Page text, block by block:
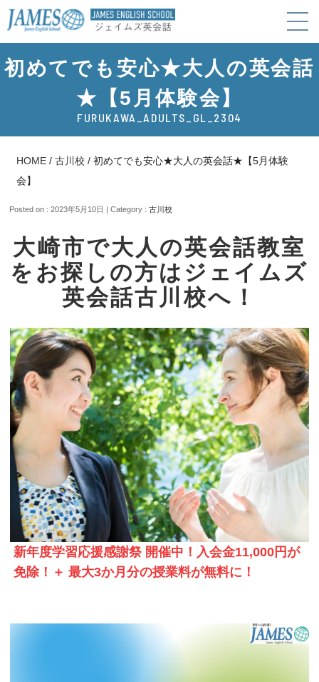
初めてでも安心★大人の英会話
★【5月体験会】
FURUKAWA_ADULTS_GL_2304
HOME /古川校 /初めてでも安心★大人の英会話★【5月体験
会】
Posted on : 2023年5月10日 | Category :古川校
大崎市で大人の英会話教室
をお探しの方はジェイムズ
英会話古川校へ！
新年度学習応援感謝祭 開催中！入会金11,000円が
免除！＋ 最大3か月分の授業料が無料に！